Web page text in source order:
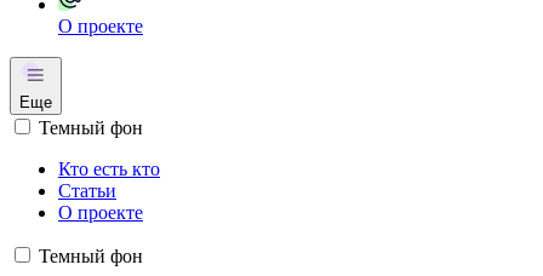
О проекте
Еще
Темный фон
Кто есть кто
Статьи
О проекте
Темный фон